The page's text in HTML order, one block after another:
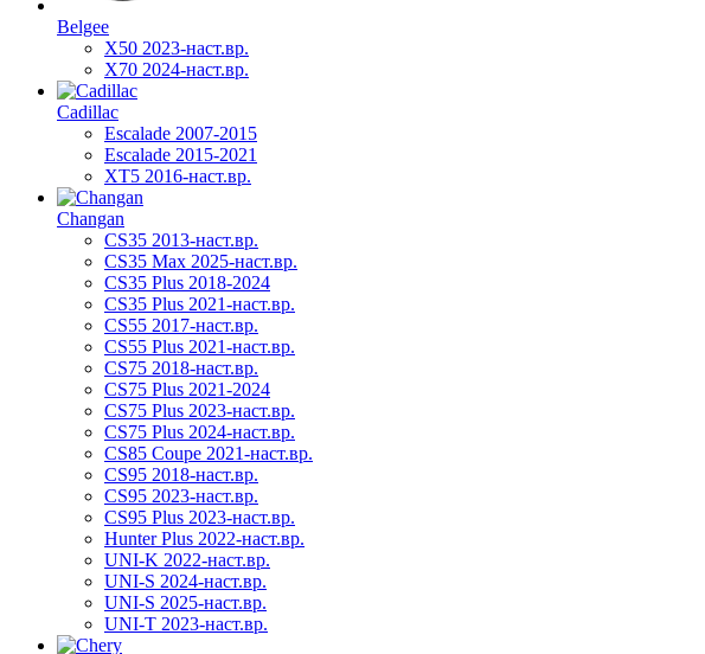
Belgee
X50 2023-наст.вр.
X70 2024-наст.вр.
Cadillac
Escalade 2007-2015
Escalade 2015-2021
XT5 2016-наст.вр.
Changan
CS35 2013-наст.вр.
CS35 Max 2025-наст.вр.
CS35 Plus 2018-2024
CS35 Plus 2021-наст.вр.
CS55 2017-наст.вр.
CS55 Plus 2021-наст.вр.
CS75 2018-наст.вр.
CS75 Plus 2021-2024
CS75 Plus 2023-наст.вр.
CS75 Plus 2024-наст.вр.
CS85 Coupe 2021-наст.вр.
CS95 2018-наст.вр.
CS95 2023-наст.вр.
CS95 Plus 2023-наст.вр.
Hunter Plus 2022-наст.вр.
UNI-K 2022-наст.вр.
UNI-S 2024-наст.вр.
UNI-S 2025-наст.вр.
UNI-T 2023-наст.вр.